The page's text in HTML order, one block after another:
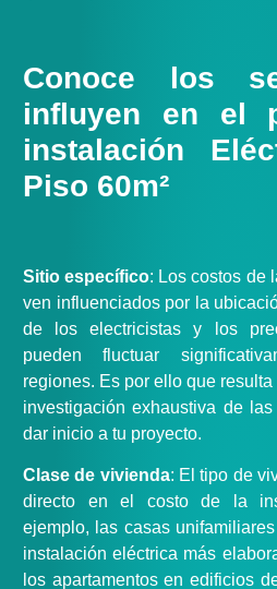
Conoce los
influyen en el
instalación
Piso 60m²
Sitio específico: Los costos de
ven influenciados por la
de los electricistas y los
pueden fluctuar
regiones. Es por ello que
investigación exhaustiva de
dar inicio a tu proyecto.
Clase de vivienda: El tipo de
directo en el costo de la
ejemplo, las casas
instalación eléctrica más
los apartamentos en edificios